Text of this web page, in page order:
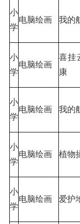
小
学
电脑绘画 我的
小
学
电脑绘画
喜挂
康
小
学
电脑绘画 我的
小
学
电脑绘画 植物
小
学
电脑绘画 爱护